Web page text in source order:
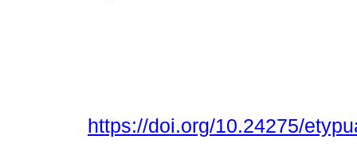
https://doi.org/10.24275/